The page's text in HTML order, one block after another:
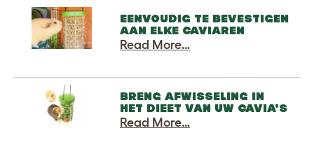
EENVOUDIG TE BEVESTIGEN
AAN ELKE CAVIAREN
Read More…
BRENG AFWISSELING IN
HET DIEET VAN UW CAVIA'S
Read More…